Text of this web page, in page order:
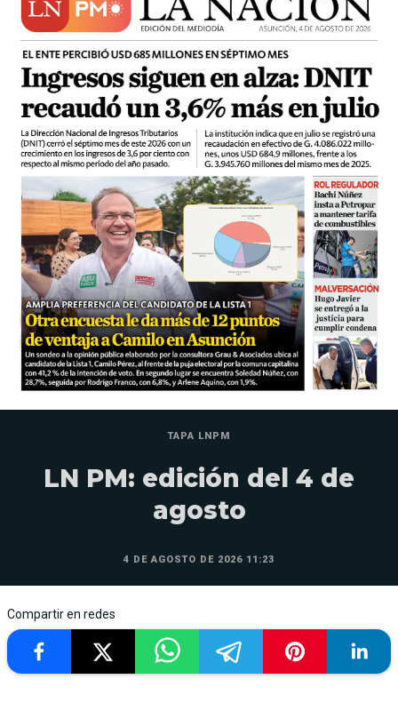
TAPA LNPM
LN PM: edición del 4 de
agosto
4 DE AGOSTO DE 2026 11:23
Compartir en redes